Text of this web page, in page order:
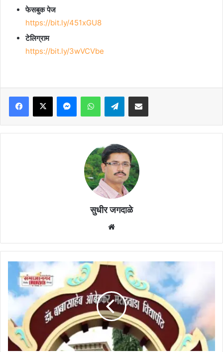
फेसबुक पेज
https://bit.ly/451xGU8
टेलिग्राम
https://bit.ly/3wVCVbe
Facebook
X MessengerWhatsAppTelegramShare via Email
सुधीर जगदाळे
डॉ.बाबासाहेब
आंबेडकर
मराठवाडा
विद्यापीठ:
महाविद्यालयासंदर्भात
ऑनलाईन
सर्वेक्षण
!